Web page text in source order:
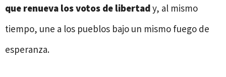
que renueva los votos de libertady, al mismo
tiempo, une a los pueblos bajo un mismo fuego de
esperanza.